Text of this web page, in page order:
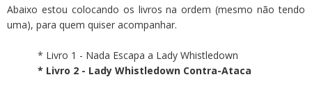
Abaixo estou colocando os livros na ordem (mesmo não tendo
uma), para quem quiser acompanhar.
* Livro 1 - Nada Escapa a Lady Whistledown
* Livro 2 - Lady Whistledown Contra-Ataca